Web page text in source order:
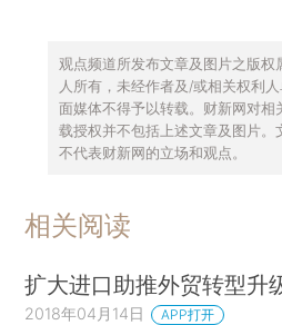
观点频道所发布文章及图片之版权
人所有，未经作者及/或相关权利
面媒体不得予以转载。财新网对相
载授权并不包括上述文章及图片。
不代表财新网的立场和观点。
相关阅读
扩大进口助推外贸转型升
2018年04月14日 APP打开